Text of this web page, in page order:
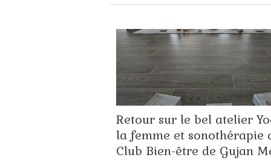
Retour sur le bel atelier
la femme et sonothérapie
Club Bien-être de Gujan